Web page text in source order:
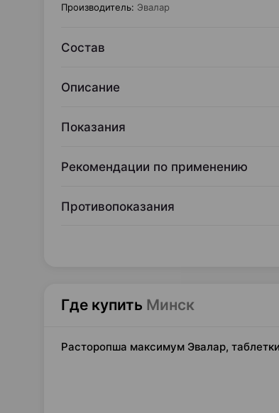
Производитель: Эвалар
Состав
Описание
Показания
Рекомендации по применению
Противопоказания
Где купить Минск
Расторопша максимум Эвалар,